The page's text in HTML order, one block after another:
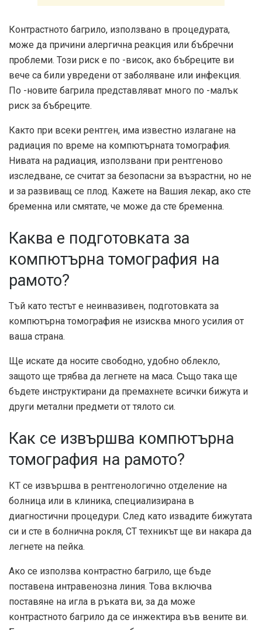
Контрастното багрило, използвано в процедурата,
може да причини алергична реакция или бъбречни
проблеми. Този риск е по -висок, ако бъбреците ви
вече са били увредени от заболяване или инфекция.
По -новите багрила представляват много по -малък
риск за бъбреците.
Както при всеки рентген, има известно излагане на
радиация по време на компютърната томография.
Нивата на радиация, използвани при рентгеново
изследване, се считат за безопасни за възрастни, но не
и за развиващ се плод. Кажете на Вашия лекар, ако сте
бременна или смятате, че може да сте бременна.
Каква е подготовката за
компютърна томография на
рамото?
Тъй като тестът е неинвазивен, подготовката за
компютърна томография не изисква много усилия от
ваша страна.
Ще искате да носите свободно, удобно облекло,
защото ще трябва да легнете на маса. Също така ще
бъдете инструктирани да премахнете всички бижута и
други метални предмети от тялото си.
Как се извършва компютърна
томография на рамото?
КТ се извършва в рентгенологично отделение на
болница или в клиника, специализирана в
диагностични процедури. След като извадите бижутата
си и сте в болнична рокля, CT техникът ще ви накара да
легнете на пейка.
Ако се използва контрастно багрило, ще бъде
поставена интравенозна линия. Това включва
поставяне на игла в ръката ви, за да може
контрастното багрило да се инжектира във вените ви.